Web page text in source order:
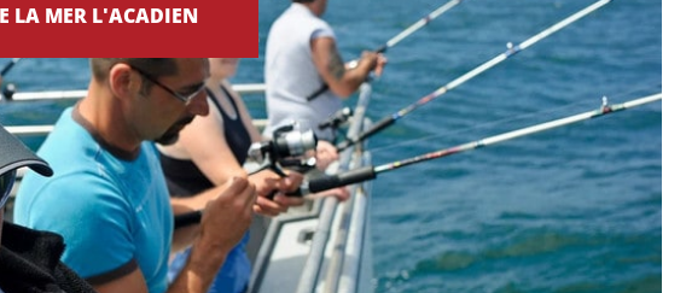
LA MER L'ACADIEN